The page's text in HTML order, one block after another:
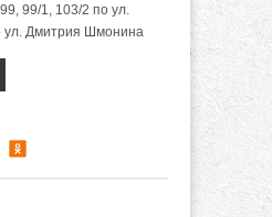
99/1, 103/2 по ул.
ул. Дмитрия Шмонина